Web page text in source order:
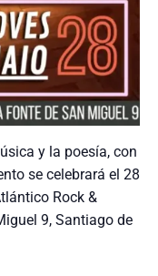
y la poesía, con
se celebrará el 28
Rock &
9, Santiago de